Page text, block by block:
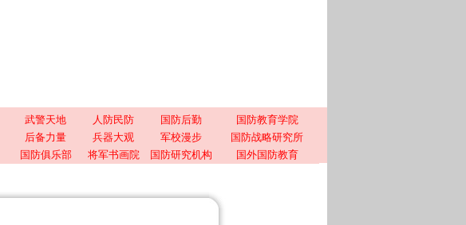
武警天地 人防民防 国防后勤
国防教育学院
后备力量 兵器大观 军校漫步
国防战略研究所
国防俱乐部 将军书画院 国防研究机构 国外国防教育